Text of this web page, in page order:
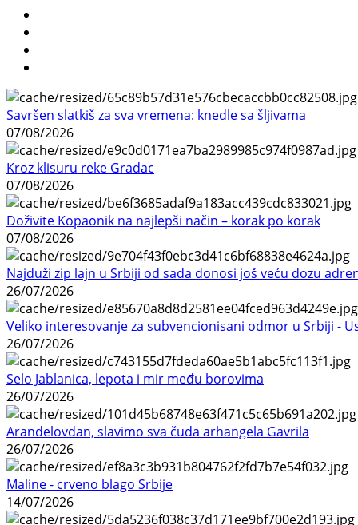
Savršen slatkiš za sva vremena: knedle sa šljivama
07/08/2026
Kroz klisuru reke Gradac
07/08/2026
Doživite Kopaonik na najlepši način – korak po korak
07/08/2026
Najduži zip lajn u Srbiji od sada donosi još veću dozu
26/07/2026
Veliko interesovanje za subvencionisani odmor u Srbiji -
26/07/2026
Selo Jablanica, lepota i mir među borovima
26/07/2026
Aranđelovdan, slavimo sva čuda arhangela Gavrila
26/07/2026
Maline - crveno blago Srbije
14/07/2026